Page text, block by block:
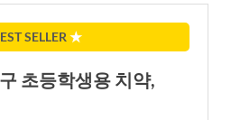
SELLER ★
초등학생용 치약,